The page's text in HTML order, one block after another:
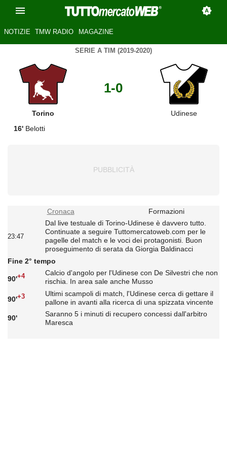
NOTIZIE TMW RADIO MAGAZINE
SERIE A TIM (2019-2020)
Torino
1-0
Udinese
16' Belotti
Cronaca Formazioni
23:47
Dal live testuale di Torino-Udinese è davvero tutto.
Continuate a seguire Tuttomercatoweb.com per le
pagelle del match e le voci dei protagonisti. Buon
proseguimento di serata da Giorgia Baldinacci
Fine 2° tempo
90'+4
Calcio d'angolo per l'Udinese con De Silvestri che non
rischia. In area sale anche Musso
90'+3
Ultimi scampoli di match, l'Udinese cerca di gettare il
pallone in avanti alla ricerca di una spizzata vincente
90'
Saranno 5 i minuti di recupero concessi dall'arbitro
Maresca